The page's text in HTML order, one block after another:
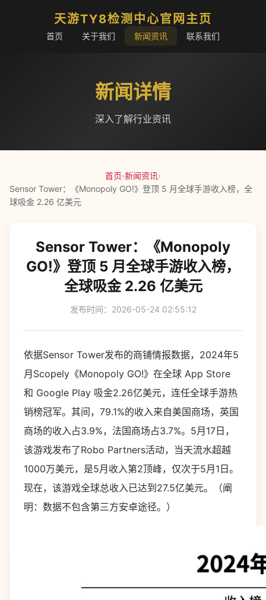
天游TY8检测中心官网主页
首页 关于我们 新闻资讯 联系我们
新闻详情
深入了解行业资讯
首页›新闻资讯›
Sensor Tower：《Monopoly GO!》登顶 5 月全球手游收入榜，全
球吸金 2.26 亿美元
Sensor Tower：《Monopoly
GO!》登顶 5 月全球手游收入榜，
全球吸金 2.26 亿美元
发布时间：2026-05-24 02:55:12
依据Sensor Tower发布的商铺情报数据，2024年5
月Scopely《Monopoly GO!》在全球 App Store
和 Google Play 吸金2.26亿美元，连任全球手游热
销榜冠军。其间，79.1%的收入来自美国商场，英国
商场的收入占3.9%，法国商场占3.7%。5月17日，
该游戏发布了Robo Partners活动，当天流水超越
1000万美元，是5月收入第2顶峰，仅次于5月1日。
现在，该游戏全球总收入已达到27.5亿美元。（阐
明：数据不包含第三方安卓途径。）